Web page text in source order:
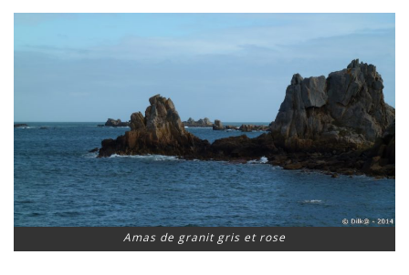
Amas de granit gris et rose